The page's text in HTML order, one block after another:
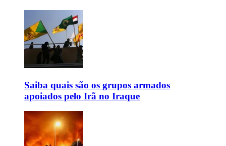
Saiba quais são os grupos armados
apoiados pelo Irã no Iraque